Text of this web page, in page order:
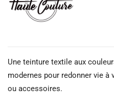
Une teinture textile aux
modernes pour redonner vie
ou accessoires.